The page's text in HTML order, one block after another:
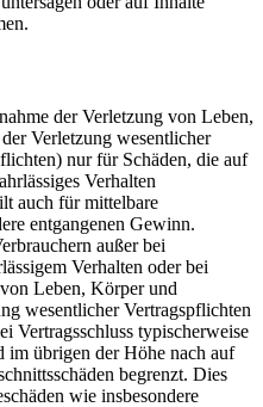
der Verletzung von Leben,
Verletzung wesentlicher
nur für Schäden, die auf
Verhalten
auch für mittelbare
entgangenen Gewinn.
außer bei
Verhalten oder bei
Leben, Körper und
wesentlicher Vertragspflichten
Vertragsschluss typischerweise
im übrigen der Höhe nach auf
begrenzt. Dies
wie insbesondere